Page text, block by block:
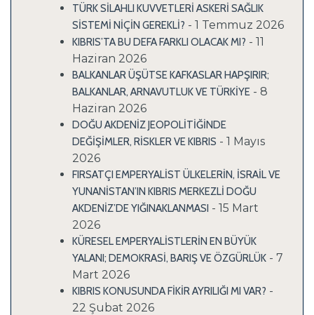
TÜRK SİLAHLI KUVVETLERİ ASKERİ SAĞLIK
SİSTEMİ NİÇİN GEREKLİ? - 1 Temmuz 2026
KIBRIS’TA BU DEFA FARKLI OLACAK MI? - 11
Haziran 2026
BALKANLAR ÜŞÜTSE KAFKASLAR HAPŞIRIR;
BALKANLAR, ARNAVUTLUK VE TÜRKİYE - 8
Haziran 2026
DOĞU AKDENİZ JEOPOLİTİĞİNDE
DEĞİŞİMLER, RİSKLER VE KIBRIS - 1 Mayıs
2026
FIRSATÇI EMPERYALİST ÜLKELERİN, İSRAİL VE
YUNANİSTAN’IN KIBRIS MERKEZLİ DOĞU
AKDENİZ’DE YIĞINAKLANMASI - 15 Mart
2026
KÜRESEL EMPERYALİSTLERİN EN BÜYÜK
YALANI; DEMOKRASİ, BARIŞ VE ÖZGÜRLÜK - 7
Mart 2026
KIBRIS KONUSUNDA FİKİR AYRILIĞI MI VAR? -
22 Şubat 2026